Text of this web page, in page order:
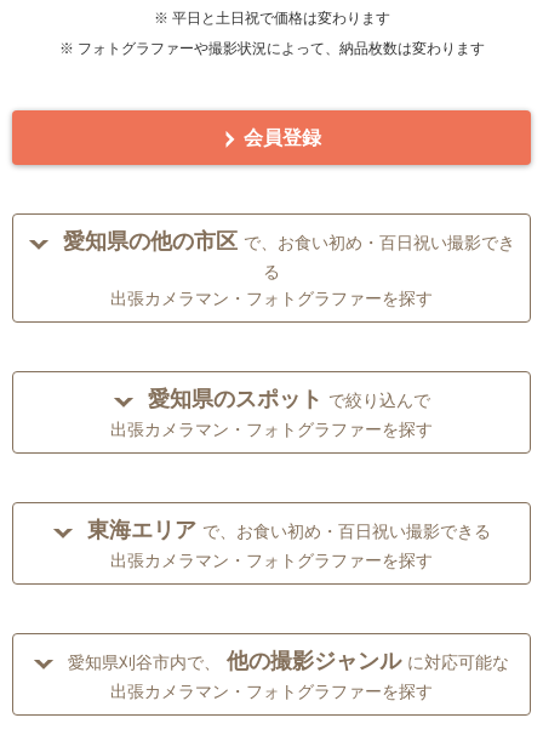
※ 平日と土日祝で価格は変わります
※ フォトグラファーや撮影状況によって、納品枚数は変わります
会員登録
愛知県の他の市区 で、お食い初め・百日祝い撮影でき
る
出張カメラマン・フォトグラファーを探す
愛知県のスポット で絞り込んで
出張カメラマン・フォトグラファーを探す
東海エリア で、お食い初め・百日祝い撮影できる
出張カメラマン・フォトグラファーを探す
愛知県刈谷市内で、 他の撮影ジャンル に対応可能な
出張カメラマン・フォトグラファーを探す